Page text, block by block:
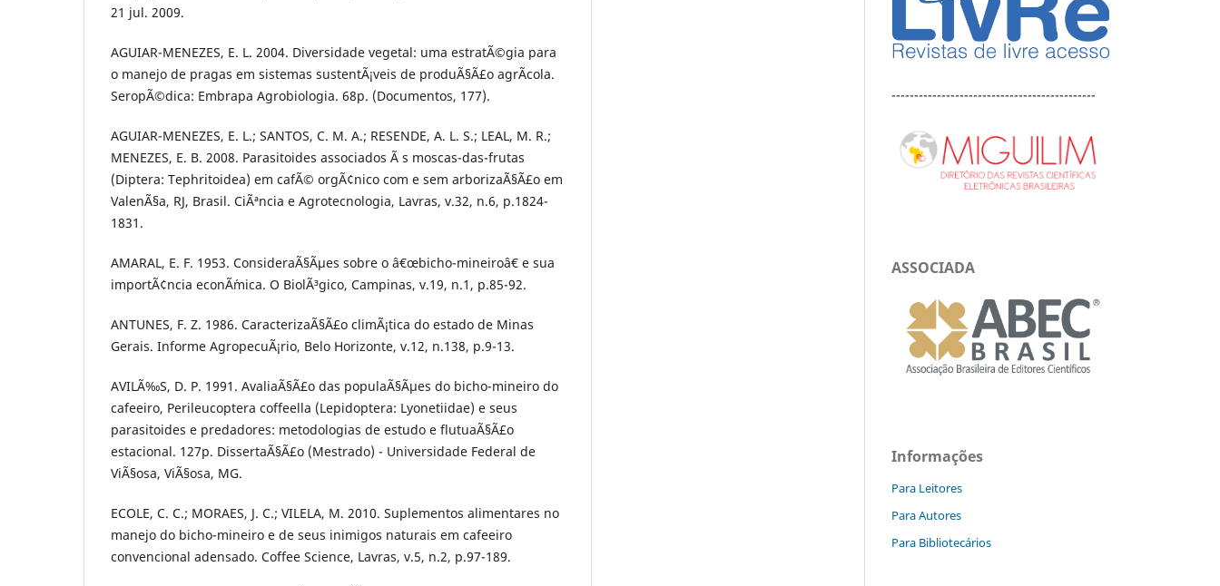
21 jul. 2009.
AGUIAR-MENEZES, E. L. 2004. Diversidade vegetal: uma estratÃ©gia para
o manejo de pragas em sistemas sustentÃ¡veis de produÃ§Ã£o agrÃ­cola.
SeropÃ©dica: Embrapa Agrobiologia. 68p. (Documentos, 177).
AGUIAR-MENEZES, E. L.; SANTOS, C. M. A.; RESENDE, A. L. S.; LEAL, M. R.;
MENEZES, E. B. 2008. Parasitoides associados Ã s moscas-das-frutas
(Diptera: Tephritoidea) em cafÃ© orgÃ¢nico com e sem arborizaÃ§Ã£o em
ValenÃ§a, RJ, Brasil. CiÃªncia e Agrotecnologia, Lavras, v.32, n.6, p.1824-
1831.
AMARAL, E. F. 1953. ConsideraÃ§Ãµes sobre o â€œbicho-mineiroâ€ e sua
importÃ¢ncia econÃ´mica. O BiolÃ³gico, Campinas, v.19, n.1, p.85-92.
ANTUNES, F. Z. 1986. CaracterizaÃ§Ã£o climÃ¡tica do estado de Minas
Gerais. Informe AgropecuÃ¡rio, Belo Horizonte, v.12, n.138, p.9-13.
AVILÃ‰S, D. P. 1991. AvaliaÃ§Ã£o das populaÃ§Ãµes do bicho-mineiro do
cafeeiro, Perileucoptera coffeella (Lepidoptera: Lyonetiidae) e seus
parasitoides e predadores: metodologias de estudo e flutuaÃ§Ã£o
estacional. 127p. DissertaÃ§Ã£o (Mestrado) - Universidade Federal de
ViÃ§osa, ViÃ§osa, MG.
ECOLE, C. C.; MORAES, J. C.; VILELA, M. 2010. Suplementos alimentares no
manejo do bicho-mineiro e de seus inimigos naturais em cafeeiro
convencional adensado. Coffee Science, Lavras, v.5, n.2, p.97-189.
---------------------------------------------
ASSOCIADA
Informações
Para Leitores
Para Autores
Para Bibliotecários